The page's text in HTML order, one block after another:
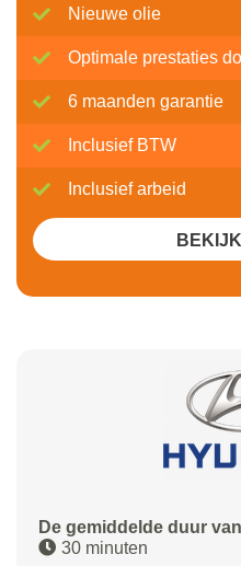
De gemiddelde duur
30 minuten
Nieuwe olie
Optimale prestaties
6 maanden garantie
Inclusief BTW
Inclusief arbeid